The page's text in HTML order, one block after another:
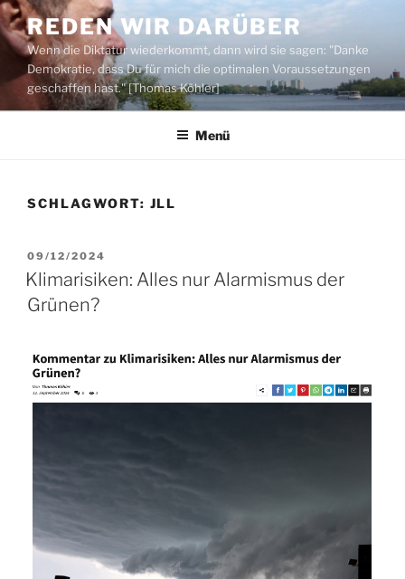
Zum
Inhalt
springen
REDEN WIR DARÜBER
Wenn die Diktatur wiederkommt, dann wird sie sagen: "Danke
Demokratie, dass Du für mich die optimalen Voraussetzungen
geschaffen hast." [Thomas Köhler]
Menü
SCHLAGWORT: JLL
VERÖFFENTLICHT
AM
09/12/2024
Klimarisiken: Alles nur Alarmismus der
Grünen?